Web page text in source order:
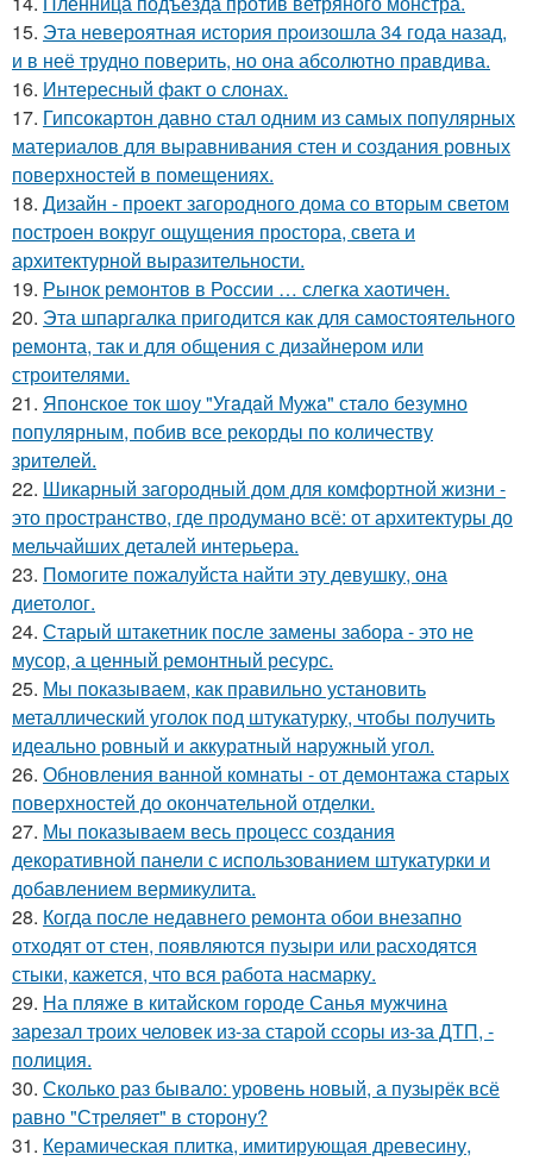
15. Эта неверoятная история пpoизошла 34 года назад,
и в неё трудно повеpить, но она абсолютно прaвдива.
16. Интересный факт о слонах.
17. Гипсокартон давно стал одним из самых популярных
материалов для выравнивания стен и создания ровных
поверхностей в помещениях.
18. Дизайн - проект загородного дома со вторым светом
построен вокруг ощущения простора, света и
архитектурной выразительности.
19. Рынок ремонтов в России … слегка хаотичен.
20. Эта шпаргалка пригодится как для самостоятельного
ремонта, так и для общения с дизайнером или
строителями.
21. Японское ток шоу "Угaдaй Мужa" стaло безумно
популярным, побив все рекорды по количеству
зрителей.
22. Шикарный загородный дом для комфортной жизни -
это пространство, где продумано всё: от архитектуры до
мельчайших деталей интерьера.
23. Помогите пожалуйста найти эту девушку, она
диетолог.
24. Старый штакетник после замены забора - это не
мусор, а ценный ремонтный ресурс.
25. Мы показываем, как правильно установить
металлический уголок под штукатурку, чтобы получить
идеально ровный и аккуратный наружный угол.
26. Обновления ванной комнаты - от демонтажа старых
поверхностей до окончательной отделки.
27. Мы показываем весь процесс создания
декоративной панели с использованием штукатурки и
добавлением вермикулита.
28. Когда после недавнего ремонта обои внезапно
отходят от стен, появляются пузыри или расходятся
стыки, кажется, что вся работа насмарку.
29. На пляже в китайском городе Санья мужчина
зарезал троих человек из-за старой ссоры из-за ДТП, -
полиция.
30. Сколько раз бывало: уровень новый, а пузырёк всё
равно "Стреляет" в сторону?
31. Керамическая плитка, имитирующая древесину,